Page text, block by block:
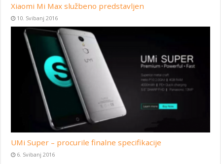
Xiaomi Mi Max službeno predstavljen
10. Svibanj 2016
UMi Super – procurile finalne specifikacije
6. Svibanj 2016